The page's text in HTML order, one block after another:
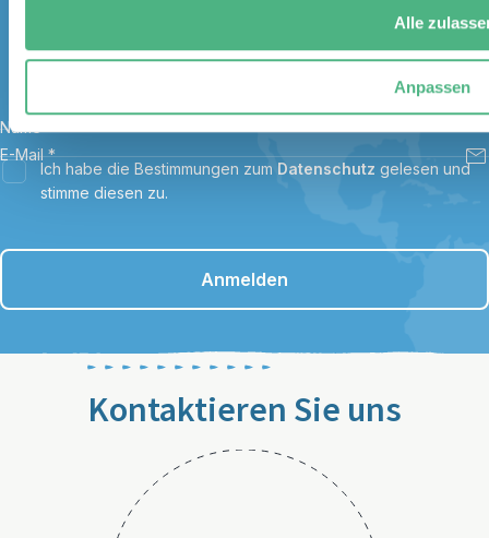
Alle
Anpassen
erhalten Sie einen 100 €
Gutschein
Name
E-Mail *
Ich habe die Bestimmungen zum Datenschutz gelesen und
stimme diesen zu.
Anmelden
Kontaktieren Sie uns